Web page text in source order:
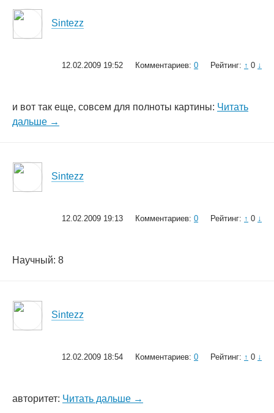
Sintezz
12.02.2009 19:52 Комментариев: 0 Рейтинг: ↑ 0 ↓
и вот так еще, совсем для полноты картины: Читать
дальше →
Sintezz
12.02.2009 19:13 Комментариев: 0 Рейтинг: ↑ 0 ↓
Научный: 8
Sintezz
12.02.2009 18:54 Комментариев: 0 Рейтинг: ↑ 0 ↓
авторитет: Читать дальше →